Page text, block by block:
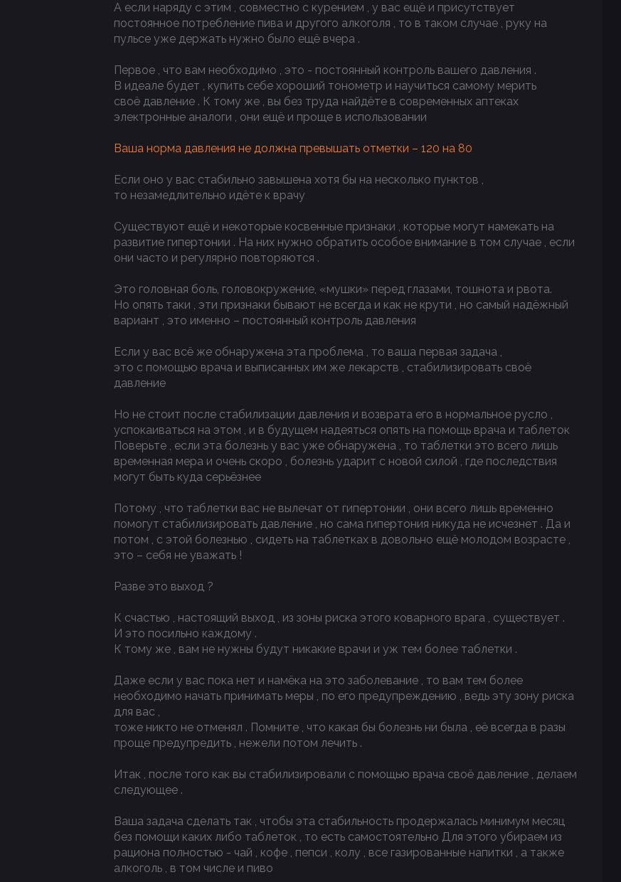
А если наряду с этим , совместно с курением , у вас ещё и присутствует
постоянное потребление пива и другого алкоголя , то в таком случае , руку на
пульсе уже держать нужно было ещё вчера .
Первое , что вам необходимо , это - постоянный контроль вашего давления .
В идеале будет , купить себе хороший тонометр и научиться самому мерить
своё давление . К тому же , вы без труда найдёте в современных аптеках
электронные аналоги , они ещё и проще в использовании
Ваша норма давления не должна превышать отметки – 120 на 80
Если оно у вас стабильно завышена хотя бы на несколько пунктов ,
то незамедлительно идёте к врачу
Существуют ещё и некоторые косвенные признаки , которые могут намекать на
развитие гипертонии . На них нужно обратить особое внимание в том случае , если
они часто и регулярно повторяются .
Это головная боль, головокружение, «мушки» перед глазами, тошнота и рвота.
Но опять таки , эти признаки бывают не всегда и как не крути , но самый надёжный
вариант , это именно – постоянный контроль давления
Если у вас всё же обнаружена эта проблема , то ваша первая задача ,
это с помощью врача и выписанных им же лекарств , стабилизировать своё
давление
Но не стоит после стабилизации давления и возврата его в нормальное русло ,
успокаиваться на этом , и в будущем надеяться опять на помощь врача и таблеток
Поверьте , если эта болезнь у вас уже обнаружена , то таблетки это всего лишь
временная мера и очень скоро , болезнь ударит с новой силой , где последствия
могут быть куда серьёзнее
Потому , что таблетки вас не вылечат от гипертонии , они всего лишь временно
помогут стабилизировать давление , но сама гипертония никуда не исчезнет . Да и
потом , с этой болезнью , сидеть на таблетках в довольно ещё молодом возрасте ,
это – себя не уважать !
Разве это выход ?
К счастью , настоящий выход , из зоны риска этого коварного врага , существует .
И это посильно каждому .
К тому же , вам не нужны будут никакие врачи и уж тем более таблетки .
Даже если у вас пока нет и намёка на это заболевание , то вам тем более
необходимо начать принимать меры , по его предупреждению , ведь эту зону риска
для вас ,
тоже никто не отменял . Помните , что какая бы болезнь ни была , её всегда в разы
проще предупредить , нежели потом лечить .
Итак , после того как вы стабилизировали с помощью врача своё давление , делаем
следующее .
Ваша задача сделать так , чтобы эта стабильность продержалась минимум месяц
без помощи каких либо таблеток , то есть самостоятельно Для этого убираем из
рациона полностью - чай , кофе , пепси , колу , все газированные напитки , а также
алкоголь , в том числе и пиво